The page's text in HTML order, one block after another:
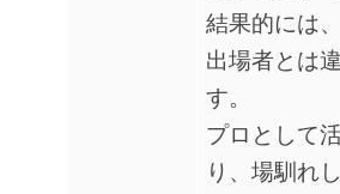
結果的には
出場者とは
す。
プロとして
り、場馴れ